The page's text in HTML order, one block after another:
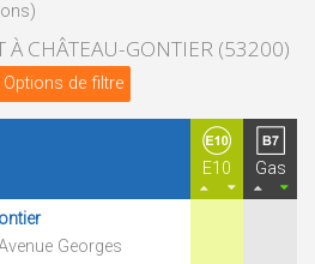
À CHÂTEAU-GONTIER (53200)
Options de filtre
E10 Gas
Georges